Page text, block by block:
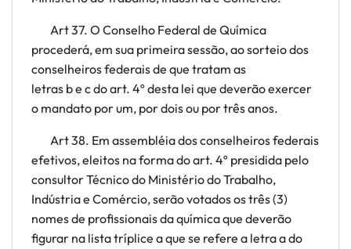
Art 37. O Conselho Federal de Química
procederá, em sua primeira sessão, ao sorteio dos
conselheiros federais de que tratam as
letras be cdo art. 4º desta lei que deverão exercer
o mandato por um, por dois ou por três anos.
Art 38. Em assembléia dos conselheiros federais
efetivos, eleitos na forma do art. 4º presidida pelo
consultor Técnico do Ministério do Trabalho,
Indústria e Comércio, serão votados os três (3)
nomes de profissionais da química que deverão
figurar na lista tríplice a que se refere a letra ado